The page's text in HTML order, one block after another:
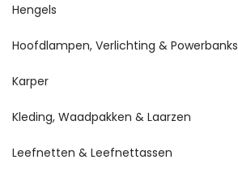
Hengels
Hoofdlampen, Verlichting & Powerbanks
Karper
Kleding, Waadpakken & Laarzen
Leefnetten & Leefnettassen